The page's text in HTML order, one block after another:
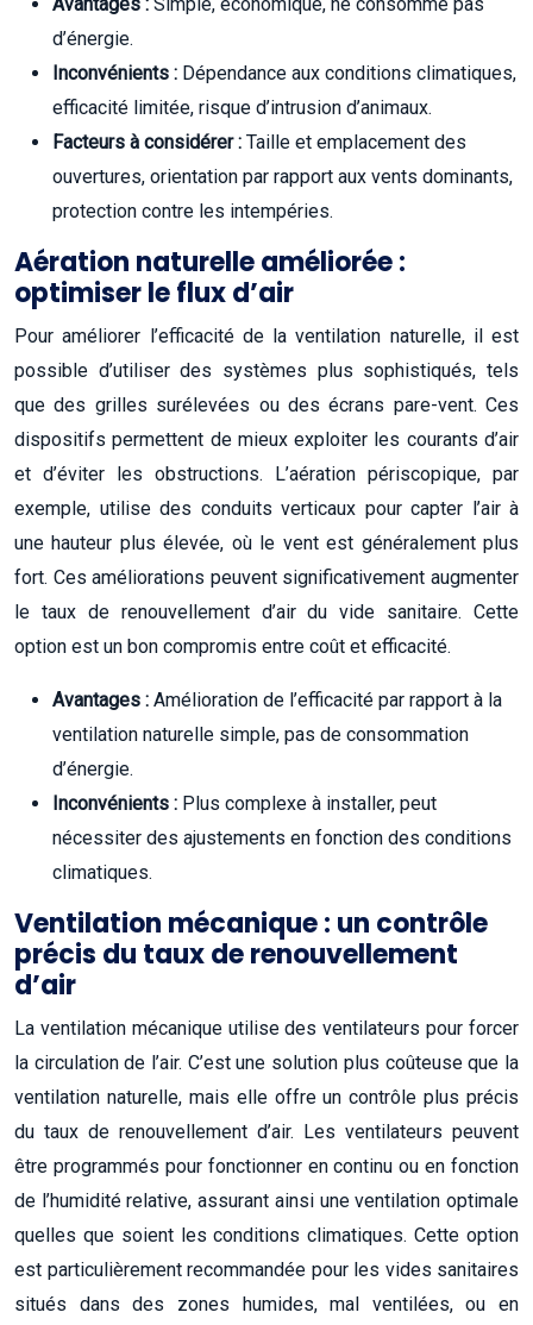
d’énergie.
Inconvénients : Dépendance aux conditions climatiques,
efficacité limitée, risque d’intrusion d’animaux.
Facteurs à considérer : Taille et emplacement des
ouvertures, orientation par rapport aux vents dominants,
protection contre les intempéries.
Aération naturelle améliorée :
optimiser le flux d’air
Pour améliorer l’efficacité de la ventilation naturelle, il est
possible d’utiliser des systèmes plus sophistiqués, tels
que des grilles surélevées ou des écrans pare-vent. Ces
dispositifs permettent de mieux exploiter les courants d’air
et d’éviter les obstructions. L’aération périscopique, par
exemple, utilise des conduits verticaux pour capter l’air à
une hauteur plus élevée, où le vent est généralement plus
fort. Ces améliorations peuvent significativement augmenter
le taux de renouvellement d’air du vide sanitaire. Cette
option est un bon compromis entre coût et efficacité.
Avantages : Amélioration de l’efficacité par rapport à la
ventilation naturelle simple, pas de consommation
d’énergie.
Inconvénients : Plus complexe à installer, peut
nécessiter des ajustements en fonction des conditions
climatiques.
Ventilation mécanique : un contrôle
précis du taux de renouvellement
d’air
La ventilation mécanique utilise des ventilateurs pour forcer
la circulation de l’air. C’est une solution plus coûteuse que la
ventilation naturelle, mais elle offre un contrôle plus précis
du taux de renouvellement d’air. Les ventilateurs peuvent
être programmés pour fonctionner en continu ou en fonction
de l’humidité relative, assurant ainsi une ventilation optimale
quelles que soient les conditions climatiques. Cette option
est particulièrement recommandée pour les vides sanitaires
situés dans des zones humides, mal ventilées, ou en